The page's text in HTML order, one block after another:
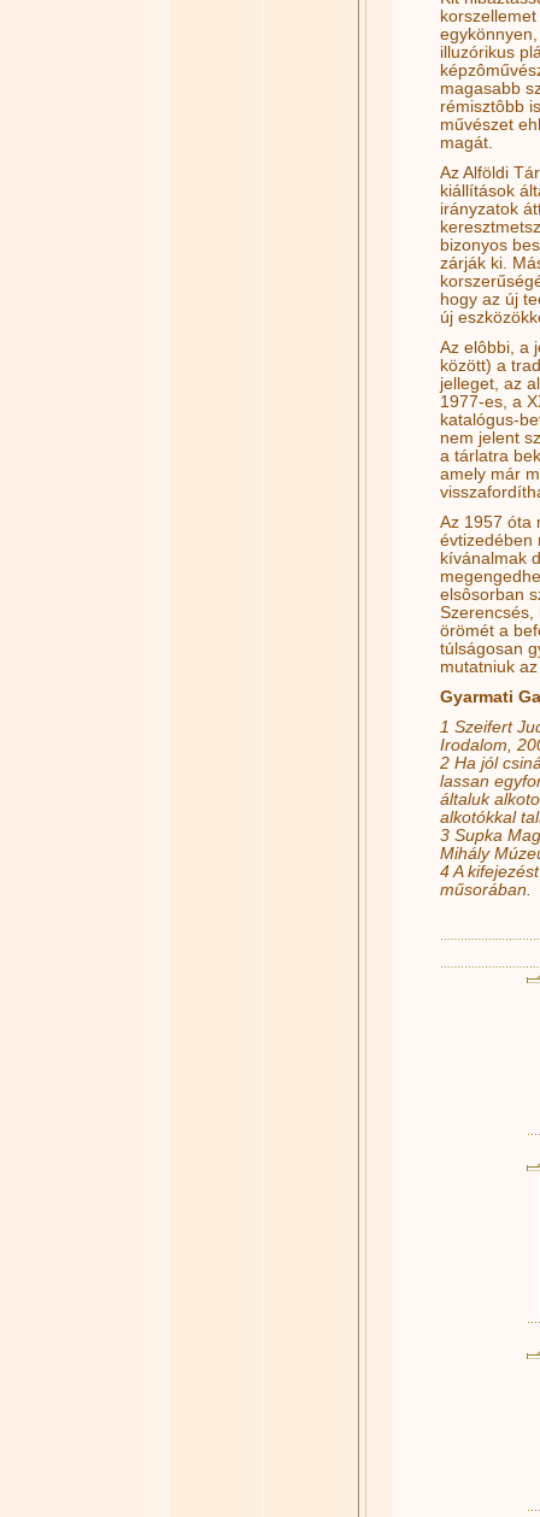
illuzórikus
magasabb
rémisztôbb
művészet
magát.
Az Alföldi
kiállítások
irányzatok
bizonyos
zárják ki.
hogy az új
új
Az elôbbi, a
között) a
jelleget, az
1977-es, a
katalógus-
nem jelent
a tárlatra
amely már
Az 1957 óta
évtizedében
kívánalmak
elsôsorban
Szerencsés,
örömét a
túlságosan
mutatniuk
Gyarmati
1 Szeifert
Irodalom,
2 Ha jól
lassan
általuk
alkotókkal
3 Supka
Mihály
4 A
műsorában.